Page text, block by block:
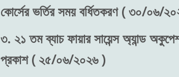
কোর্সের ভর্তির সময় বর্ধিতকরণ ( ৩০/০৬/
৩. ২১ তম ব্যাচ ফায়ার সায়েন্স অ্যান্ড
প্রকাশ ( ২৫/০৬/২০২৬ )